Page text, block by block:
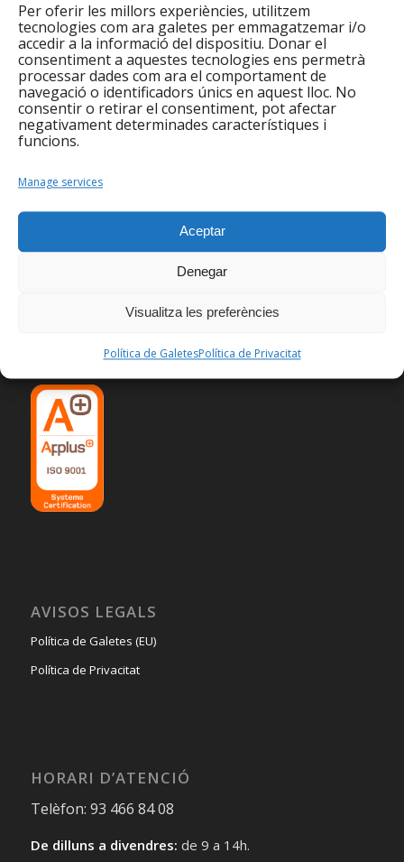
Per oferir les millors experiències, utilitzem
tecnologies com ara galetes per emmagatzemar i/o
accedir a la informació del dispositiu. Donar el
consentiment a aquestes tecnologies ens permetrà
processar dades com ara el comportament de
navegació o identificadors únics en aquest lloc. No
consentir o retirar el consentiment, pot afectar
negativament determinades característiques i
funcions.
Manage services
Aceptar
Denegar
Visualitza les preferències
Política de GaletesPolítica de Privacitat
0
RESPOSTES
Deixa una resposta
Vols unir-te a la conversa?
AVISOS LEGALS
Política de Galetes (EU)
Política de Privacitat
HORARI D’ATENCIÓ
Telèfon: 93 466 84 08
De dilluns a divendres: de 9 a 14h.